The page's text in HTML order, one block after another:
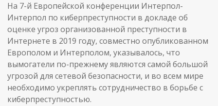
На 7-й Европейской конференции Интерпол-
Интерпол по киберпреступности в докладе об
оценке угроз организованной преступности в
Интернете в 2019 году, совместно опубликованном
Европолом и Интерполом, указывалось, что
вымогатели по-прежнему являются самой большой
угрозой для сетевой безопасности, и во всем мире
необходимо укреплять сотрудничество в борьбе с
киберпреступностью.